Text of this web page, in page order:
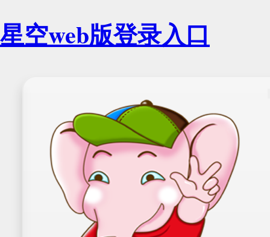
星空web版登录入口